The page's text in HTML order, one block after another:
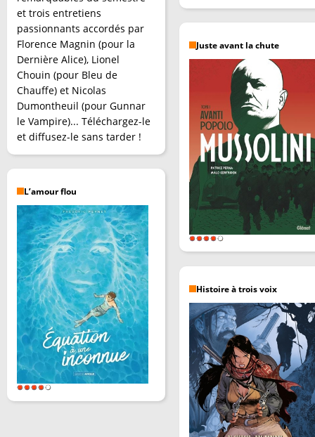
et trois entretiens
passionnants accordés par
Florence Magnin (pour la
Dernière Alice), Lionel
Chouin (pour Bleu de
Chauffe) et Nicolas
Dumontheuil (pour Gunnar
le Vampire)... Téléchargez-le
et diffusez-le sans tarder !
L’amour flou
Juste avant la chute
Histoire à trois voix